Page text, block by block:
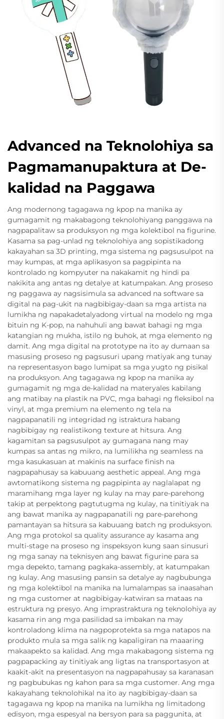
Advanced na Teknolohiya sa
Pagmamanupaktura at De-
kalidad na Paggawa
Ang modernong tagagawa ng kpop na manika ay
gumagamit ng makabagong teknolohiyang panggawa na
nagpapalitaw sa produksyon ng mga kolektibol na figurine.
Kasama sa pag-unlad ng teknolohiya ang sopistikadong
kakayahan sa 3D printing, mga sistema ng pagsusulpot na
may kumpas, at mga aplikasyon sa pagpipinta na
kontrolado ng kompyuter na nakakamit ng hindi pa
nakikita ang antas ng detalye at katumpakan. Ang proseso
ng paggawa ay nagsisimula sa advanced na software sa
digital na pag-ukit na nagbibigay-daan sa mga artista na
lumikha ng napakadetalyadong virtual na modelo ng mga
bituin ng K-pop, na nahuhuli ang bawat bahagi ng mga
katangian ng mukha, istilo ng buhok, at mga elemento ng
damit. Ang mga digital na prototype na ito ay dumaan sa
masusing proseso ng pagsusuri upang matiyak ang tunay
na representasyon bago lumipat sa mga yugto ng pisikal
na produksyon. Ang tagagawa ng kpop na manika ay
gumagamit ng mga de-kalidad na materyales kabilang
ang matibay na plastik na PVC, mga bahagi ng fleksibol na
vinyl, at mga premium na elemento ng tela na
nagpapanatili ng integridad ng istraktura habang
nagbibigay ng realistikong texture at hitsura. Ang
kagamitan sa pagsusulpot ay gumagana nang may
kumpas sa antas ng mikro, na lumilikha ng seamless na
mga kasukasuan at makinis na surface finish na
nagpapahusay sa kabuuang aesthetic appeal. Ang mga
awtomatikong sistema ng pagpipinta ay naglalapat ng
maramihang mga layer ng kulay na may pare-parehong
takip at perpektong pagtutugma ng kulay, na tinitiyak na
ang bawat manika ay nagpapanatili ng pare-parehong
pamantayan sa hitsura sa kabuuang batch ng produksyon.
Ang mga protokol sa quality assurance ay kasama ang
multi-stage na proseso ng inspeksyon kung saan sinusuri
ng mga sanay na teknisyen ang bawat figurine para sa
mga depekto, tamang pagkaka-assembly, at katumpakan
ng kulay. Ang masusing pansin sa detalye ay nagbubunga
ng mga kolektibol na manika na lumalampas sa inaasahan
ng mga customer at nagbibigay-katwiran sa mataas na
estruktura ng presyo. Ang imprastraktura ng teknolohiya ay
kasama rin ang mga pasilidad sa imbakan na may
kontroladong klima na nagpoprotekta sa mga natapos na
produkto mula sa mga salik ng kapaligiran na maaaring
makaapekto sa kalidad. Ang mga makabagong sistema ng
pagpapacking ay tinitiyak ang ligtas na transportasyon at
kaakit-akit na presentasyon na nagpapahusay sa karanasan
ng pagbubukas ng kahon para sa mga customer. Ang mga
kakayahang teknolohikal na ito ay nagbibigay-daan sa
tagagawa ng kpop na manika na lumikha ng limitadong
edisyon, mga espesyal na bersyon para sa paggunita, at